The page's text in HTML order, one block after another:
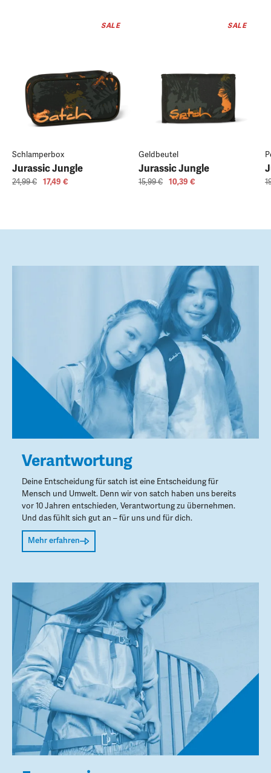
SALE
Schlamperbox
Jurassic Jungle
24,99 € 17,49 €
SALE
Geldbeutel
Jurassic Jungle
15,99 € 10,39 €
Verantwortung
Deine Entscheidung für satch ist eine Entscheidung für
Mensch und Umwelt. Denn wir von satch haben uns bereits
vor 10 Jahren entschieden, Verantwortung zu übernehmen.
Und das fühlt sich gut an – für uns und für dich.
Mehr erfahren